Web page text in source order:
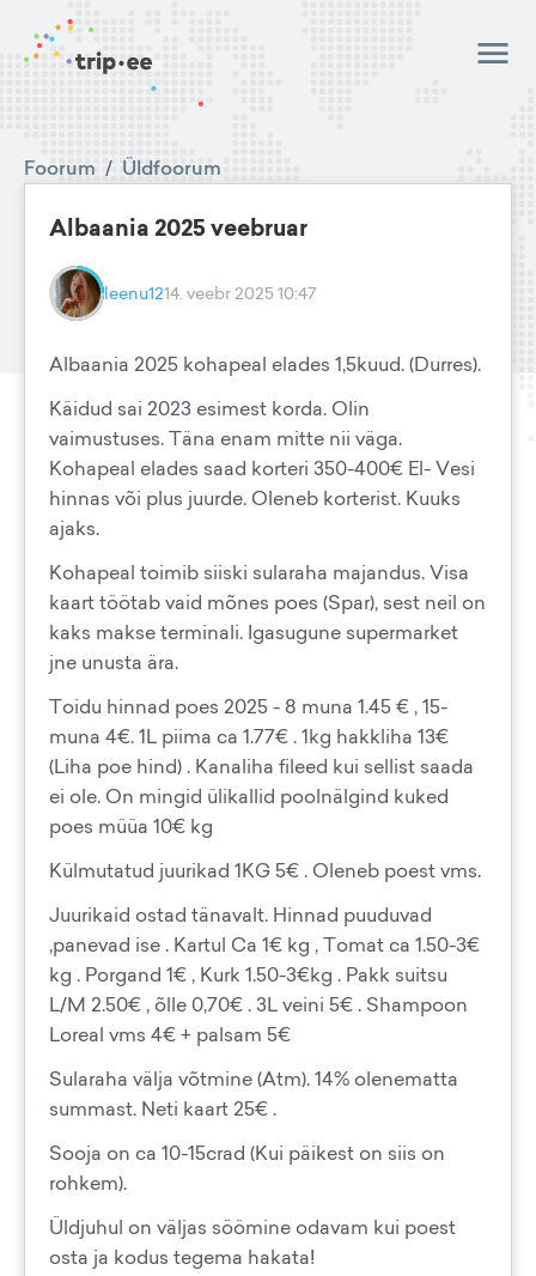
Foorum / Üldfoorum
Albaania 2025 veebruar
leenu1214. veebr 2025 10:47
Albaania 2025 kohapeal elades 1,5kuud. (Durres).
Käidud sai 2023 esimest korda. Olin
vaimustuses. Täna enam mitte nii väga.
Kohapeal elades saad korteri 350-400€ El- Vesi
hinnas või plus juurde. Oleneb korterist. Kuuks
ajaks.
Kohapeal toimib siiski sularaha majandus. Visa
kaart töötab vaid mõnes poes (Spar), sest neil on
kaks makse terminali. Igasugune supermarket
jne unusta ära.
Toidu hinnad poes 2025 - 8 muna 1.45 € , 15-
muna 4€. 1L piima ca 1.77€ . 1kg hakkliha 13€
(Liha poe hind) . Kanaliha fileed kui sellist saada
ei ole. On mingid ülikallid poolnälgind kuked
poes müüa 10€ kg
Külmutatud juurikad 1KG 5€ . Oleneb poest vms.
Juurikaid ostad tänavalt. Hinnad puuduvad
,panevad ise . Kartul Ca 1€ kg , Tomat ca 1.50-3€
kg . Porgand 1€ , Kurk 1.50-3€kg . Pakk suitsu
L/M 2.50€ , õlle 0,70€ . 3L veini 5€ . Shampoon
Loreal vms 4€ + palsam 5€
Sularaha välja võtmine (Atm). 14% olenematta
summast. Neti kaart 25€ .
Sooja on ca 10-15crad (Kui päikest on siis on
rohkem).
Üldjuhul on väljas söömine odavam kui poest
osta ja kodus tegema hakata!